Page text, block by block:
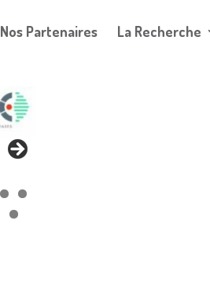
Nos Partenaires La Recherche